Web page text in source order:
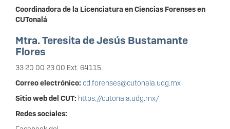
Coordinadora de la Licenciatura en Ciencias Forenses en
CUTonalá
Mtra. Teresita de Jesús Bustamante
Flores
33 20 00 23 00 Ext. 64115
Correo electrónico: cd.forenses@cutonala.udg.mx
Sitio web del CUT: https://cutonala.udg.mx/
Redes sociales: